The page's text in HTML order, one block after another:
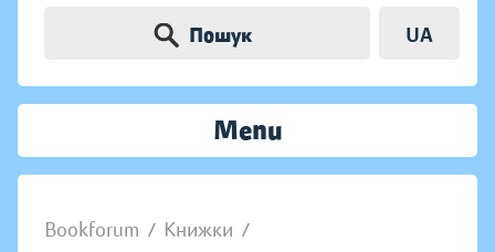
Пошук UA
Menu
Bookforum / Книжки /